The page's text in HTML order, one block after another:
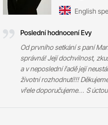
English
Poslední hodnocení Evy
Od prvního setkání s paní
správná! Její dochvilnost,
a v neposlední řadě její
životní rozhodnutí!!!
vřele doporučujeme… S